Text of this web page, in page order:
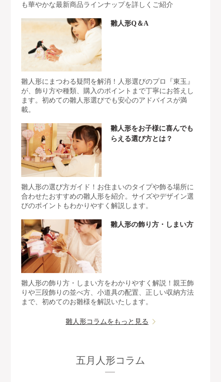
も華やかな最新商品ラインナップを詳しくご紹介
雛人形Q＆A
雛人形にまつわる疑問を解消！人形選びのプロ『東玉』
が、飾り方や種類、購入のポイントまで丁寧にお答えし
ます。初めての雛人形選びでも安心のアドバイスが満
載。
雛人形をお子様に喜んでも
らえる選び方とは？
雛人形の選び方ガイド！お住まいのタイプや飾る場所に
合わせたおすすめの雛人形を紹介。サイズやデザイン選
びのポイントもわかりやすく解説します。
雛人形の飾り方・しまい方
雛人形の飾り方・しまい方をわかりやすく解説！親王飾
りや三段飾りの並べ方、小道具の配置、正しい収納方法
まで、初めてのお雛様を解説いたします。
雛人形コラムをもっと見る
五月人形コラム